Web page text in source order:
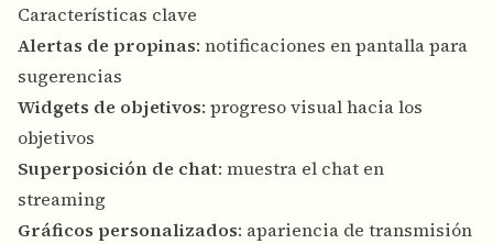
Características clave
Alertas de propinas: notificaciones en pantalla para
sugerencias
Widgets de objetivos: progreso visual hacia los
objetivos
Superposición de chat: muestra el chat en
streaming
Gráficos personalizados: apariencia de transmisión